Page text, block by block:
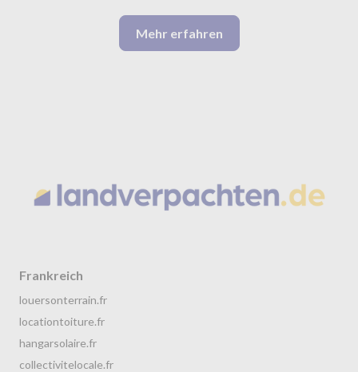
Mehr erfahren
Frankreich
louersonterrain.fr
locationtoiture.fr
hangarsolaire.fr
collectivitelocale.fr